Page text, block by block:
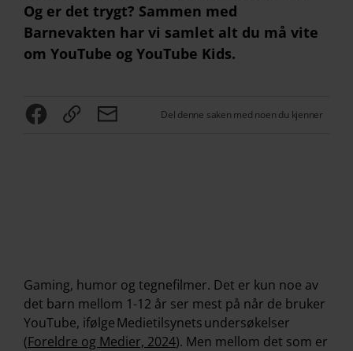
Og er det trygt? Sammen med
Barnevakten har vi samlet alt du må vite
om YouTube og YouTube Kids.
Del denne saken med noen du kjenner
Gaming, humor og tegnefilmer. Det er kun noe av
det barn mellom 1-12 år ser mest på når de bruker
YouTube, ifølge Medietilsynets undersøkelser
(Foreldre og Medier, 2024). Men mellom det som er